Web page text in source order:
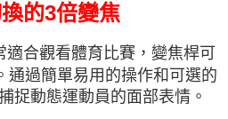
的3倍變焦
適合觀看體育比賽，變焦桿可
通過簡單易用的操作和可選的
捉動態運動員的面部表情。